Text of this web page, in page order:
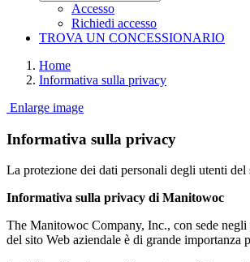
Accesso
Richiedi accesso
TROVA UN CONCESSIONARIO
Home
Informativa sulla privacy
Enlarge image
Informativa sulla privacy
La protezione dei dati personali degli utenti
Informativa sulla privacy di Manitowoc
The Manitowoc Company, Inc., con sede
del sito Web aziendale è di grande importanza